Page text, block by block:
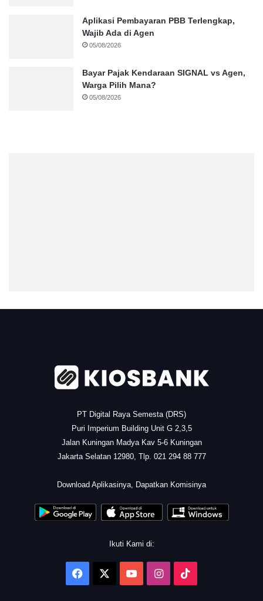
Aplikasi Pembayaran PBB Terlengkap,
Wajib Ada di Agen
05/08/2026
Bayar Pajak Kendaraan SIGNAL vs Agen,
Warga Pilih Mana?
05/08/2026
PT Digital Raya Semesta (DRS)
Puri Imperium Building Unit G 2,3,5
Jalan Kuningan Madya Kav 5-6 Kuningan
Jakarta Selatan 12980, Tlp. 021 294 88 777
Download Aplikasinya, Dapatkan Komisinya
Ikuti Kami di:
Facebook YouTubeInstagram